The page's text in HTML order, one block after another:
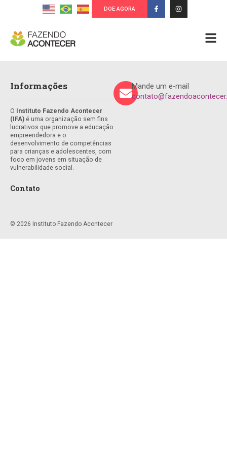
DOE AGORA
Informações
O Instituto Fazendo Acontecer
(IFA) é uma organização sem fins
lucrativos que promove a educação
empreendedora e o
desenvolvimento de competências
para crianças e adolescentes, com
foco em jovens em situação de
vulnerabilidade social.
Contato
Mande um e-mail
© 2026 Instituto Fazendo Acontecer